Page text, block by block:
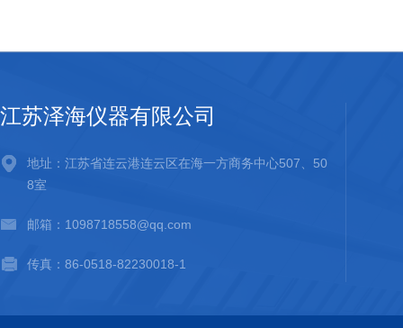
江苏泽海仪器有限公司
地址：江苏省连云港连云区在海一方商务中心507、50
8室
邮箱：1098718558@qq.com
传真：86-0518-82230018-1